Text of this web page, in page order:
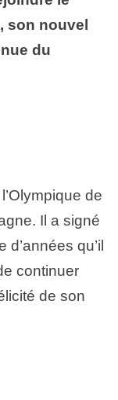
son nouvel
du
de
Il a signé
qu’il
continuer
de son